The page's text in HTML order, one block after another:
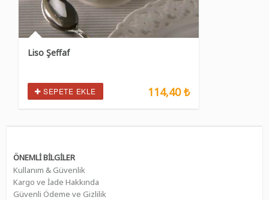
Liso Şeffaf
SEPETE EKLE 114,40 ₺
ÖNEMLİ BİLGİLER
Kullanım & Güvenlik
Kargo ve İade Hakkında
Güvenli Ödeme ve Gizlilik